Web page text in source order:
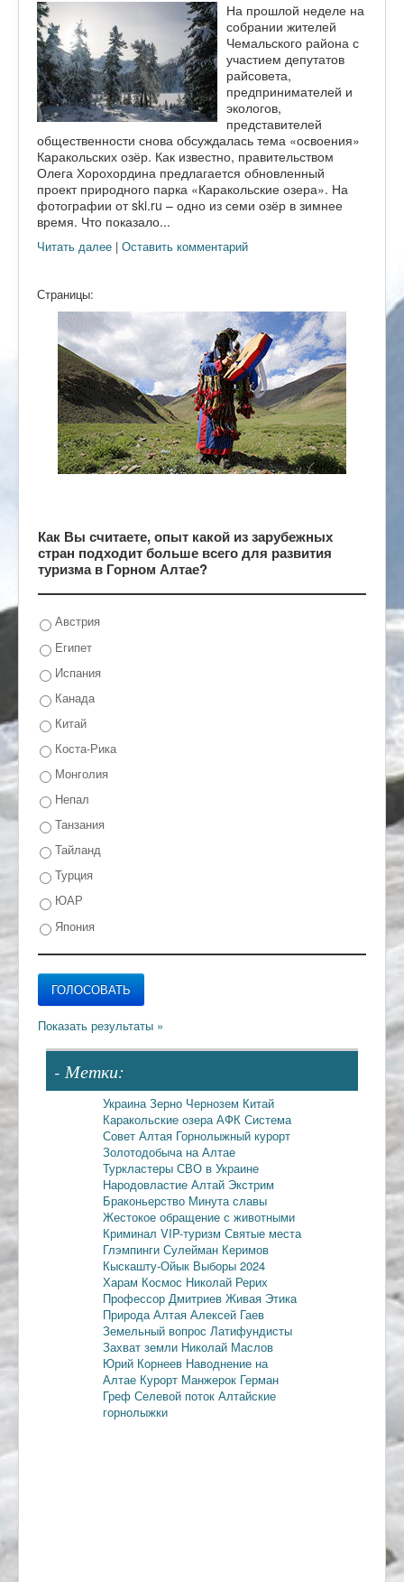
На прошлой неделе на
собрании жителей
Чемальского района с
участием депутатов
райсовета,
предпринимателей и
экологов,
представителей
общественности снова обсуждалась тема «освоения»
Каракольских озёр. Как известно, правительством
Олега Хорохордина предлагается обновленный
проект природного парка «Каракольские озера». На
фотографии от ski.ru – одно из семи озёр в зимнее
время. Что показало...
Читать далее | Оставить комментарий
Страницы:
Как Вы считаете, опыт какой из зарубежных
стран подходит больше всего для развития
туризма в Горном Алтае?
Австрия
Египет
Испания
Канада
Китай
Коста-Рика
Монголия
Непал
Танзания
Тайланд
Турция
ЮАР
Япония
- Метки:
Украина Зерно Чернозем Китай
Каракольские озера АФК Система
Совет Алтая Горнолыжный курорт
Золотодобыча на Алтае
Туркластеры СВО в Украине
Народовластие Алтай Экстрим
Браконьерство Минута славы
Жестокое обращение с животными
Криминал VIP-туризм Святые места
Глэмпинги Сулейман Керимов
Кыскашту-Ойык Выборы 2024
Харам Космос Николай Рерих
Профессор Дмитриев Живая Этика
Природа Алтая Алексей Гаев
Земельный вопрос Латифундисты
Захват земли Николай Маслов
Юрий Корнеев Наводнение на
Алтае Курорт Манжерок Герман
Греф Селевой поток Алтайские
горнолыжки